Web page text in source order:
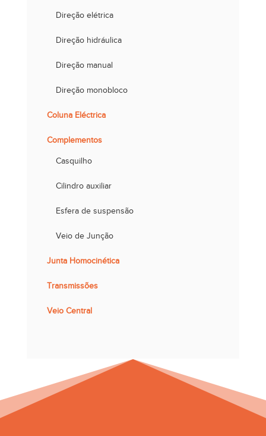
Direção elétrica
Direção hidráulica
Direção manual
Direção monobloco
Coluna Eléctrica
Complementos
Casquilho
Cilindro auxiliar
Esfera de suspensão
Veio de Junção
Junta Homocinética
Transmissões
Veio Central